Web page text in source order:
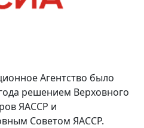
Агентство было
решением Верховного
ЯАССР и
Советом ЯАССР.